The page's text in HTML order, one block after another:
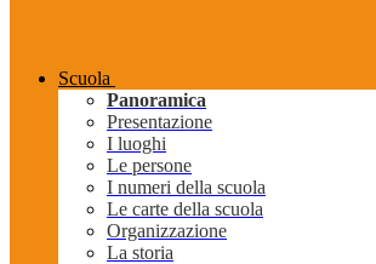
Scuola
Panoramica
Presentazione
I luoghi
Le persone
I numeri della scuola
Le carte della scuola
Organizzazione
La storia